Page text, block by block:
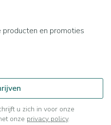
en promoties
u zich in voor onze
onze privacy policy.